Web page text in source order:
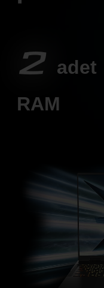
2 adet
RAM